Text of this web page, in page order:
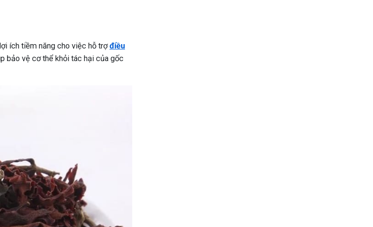
ích tiềm năng cho việc hỗ trợđiều
bảo vệ cơ thể khỏi tác hại của gốc